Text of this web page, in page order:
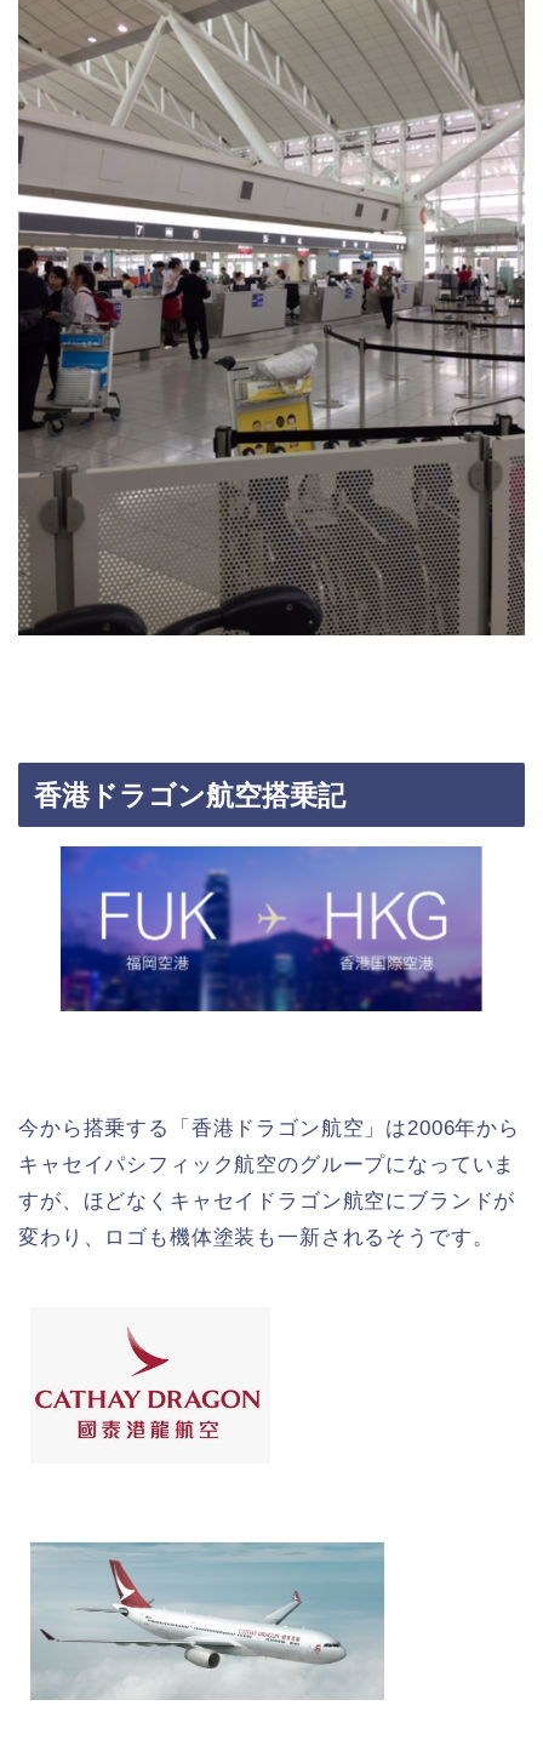
香港ドラゴン航空搭乗記
今から搭乗する「香港ドラゴン航空」は2006年から
キャセイパシフィック航空のグループになっていま
すが、ほどなくキャセイドラゴン航空にブランドが
変わり、ロゴも機体塗装も一新されるそうです。